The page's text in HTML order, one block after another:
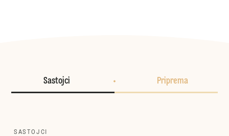
Sastojci Priprema
SASTOJCI